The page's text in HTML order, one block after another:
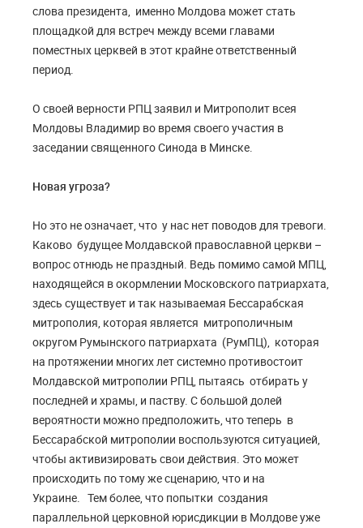
слова президента, именно Молдова может стать
площадкой для встреч между всеми главами
поместных церквей в этот крайне ответственный
период.
О своей верности РПЦ заявил и Митрополит всея
Молдовы Владимир во время своего участия в
заседании священного Синода в Минске.
Новая угроза?
Но это не означает, что у нас нет поводов для тревоги.
Каково будущее Молдавской православной церкви –
вопрос отнюдь не праздный. Ведь помимо самой МПЦ,
находящейся в окормлении Московского патриархата,
здесь существует и так называемая Бессарабская
митрополия, которая является митрополичным
округом Румынского патриархата (РумПЦ), которая
на протяжении многих лет системно противостоит
Молдавской митрополии РПЦ, пытаясь отбирать у
последней и храмы, и паству. С большой долей
вероятности можно предположить, что теперь в
Бессарабской митрополии воспользуются ситуацией,
чтобы активизировать свои действия. Это может
происходить по тому же сценарию, что и на
Украине. Тем более, что попытки создания
параллельной церковной юрисдикции в Молдове уже